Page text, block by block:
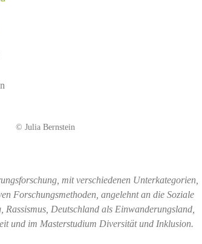
© Julia Bernstein
mit verschiedenen Unterkategorien,
Forschungsmethoden, angelehnt an die Soziale
Deutschland als Einwanderungsland,
und im Masterstudium Diversität und Inklusion.